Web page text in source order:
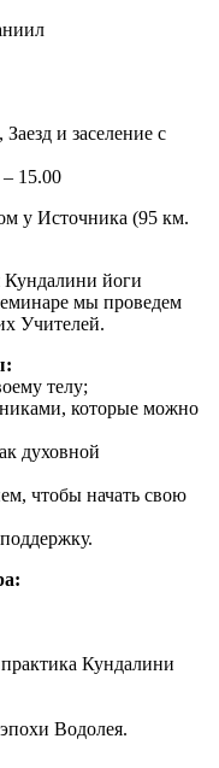
и заселение с
15.00
у Источника (95 км.
Кундалини йоги
мы проведем
Учителей.
телу;
которые можно
духовной
чтобы начать свою
Кундалини
Водолея.